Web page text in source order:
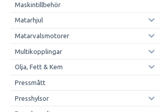
Maskintillbehör
Matarhjul
Matarvalsmotorer
Multikopplingar
Olja, Fett & Kem
Pressmått
Presshylsor